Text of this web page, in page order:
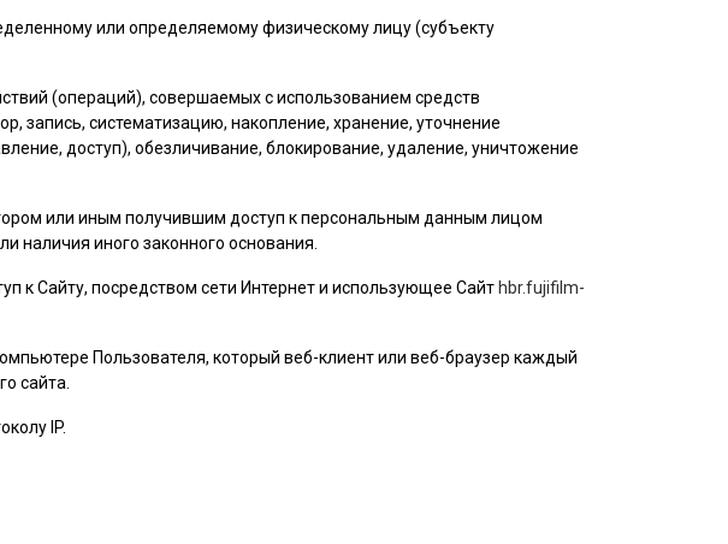
или определяемому физическому лицу (субъекту
(операций), совершаемых с использованием средств
запись, систематизацию, накопление, хранение, уточнение
доступ), обезличивание, блокирование, удаление, уничтожение
или иным получившим доступ к персональным данным лицом
наличия иного законного основания.
к Сайту, посредством сети Интернет и использующее Сайт hbr.fujifilm-
Пользователя, который веб-клиент или веб-браузер каждый
сайта.
IP.